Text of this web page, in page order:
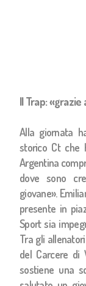
Il Trap:
Alla giornata
storico Ct che
Argentina
dove sono
giovane».
presente in
Sport sia
Tra gli
del Carcere di
sostiene una